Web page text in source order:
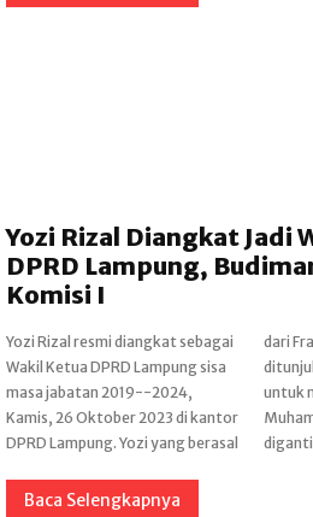
Yozi Rizal Diangkat Jadi
DPRD Lampung,
Komisi I
Yozi Rizal resmi diangkat sebagai
Wakil Ketua DPRD Lampung sisa
masa jabatan 2019--2024,
Kamis, 26 Oktober 2023 di kantor
DPRD Lampung. Yozi yang berasal
dari Fraksi Partai Demokrat
ditunjuk menjadi unsur pimpinan
untuk menggantikan Raden
Muhammad Ismail, yang telah
Baca Selengkapnya